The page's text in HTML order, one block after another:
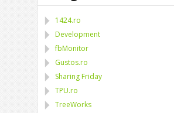
1424.ro
Development
fbMonitor
Gustos.ro
Sharing Friday
TPU.ro
TreeWorks